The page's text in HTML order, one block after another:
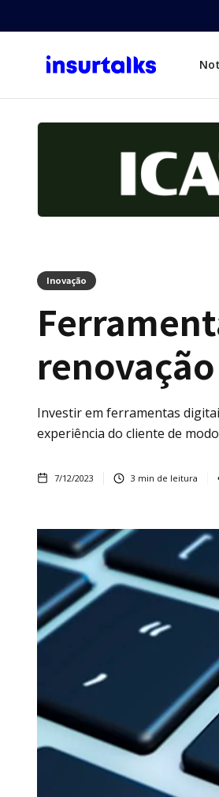
Inovação
Investir em ferramentas
experiência do cliente de
7/12/2023 3 min de leitura